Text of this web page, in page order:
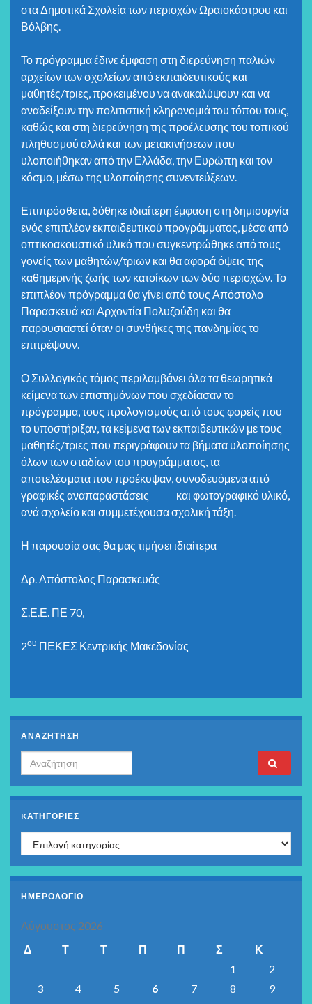
στα Δημοτικά Σχολεία των περιοχών Ωραιοκάστρου και
Βόλβης.
Το πρόγραμμα έδινε έμφαση στη διερεύνηση παλιών
αρχείων των σχολείων από εκπαιδευτικούς και
μαθητές/τριες, προκειμένου να ανακαλύψουν και να
αναδείξουν την πολιτιστική κληρονομιά του τόπου τους,
καθώς και στη διερεύνηση της προέλευσης του τοπικού
πληθυσμού αλλά και των μετακινήσεων που
υλοποιήθηκαν από την Ελλάδα, την Ευρώπη και τον
κόσμο, μέσω της υλοποίησης συνεντεύξεων.
Επιπρόσθετα, δόθηκε ιδιαίτερη έμφαση στη δημιουργία
ενός επιπλέον εκπαιδευτικού προγράμματος, μέσα από
οπτικοακουστικό υλικό που συγκεντρώθηκε από τους
γονείς των μαθητών/τριων και θα αφορά όψεις της
καθημερινής ζωής των κατοίκων των δύο περιοχών. Το
επιπλέον πρόγραμμα θα γίνει από τους Απόστολο
Παρασκευά και Αρχοντία Πολυζούδη και θα
παρουσιαστεί όταν οι συνθήκες της πανδημίας το
επιτρέψουν.
Ο Συλλογικός τόμος περιλαμβάνει όλα τα θεωρητικά
κείμενα των επιστημόνων που σχεδίασαν το
πρόγραμμα, τους προλογισμούς από τους φορείς που
το υποστήριξαν, τα κείμενα των εκπαιδευτικών με τους
μαθητές/τριες που περιγράφουν τα βήματα υλοποίησης
όλων των σταδίων του προγράμματος, τα
αποτελέσματα που προέκυψαν, συνοδευόμενα από
γραφικές αναπαραστάσεις και φωτογραφικό υλικό,
ανά σχολείο και συμμετέχουσα σχολική τάξη.
Η παρουσία σας θα μας τιμήσει ιδιαίτερα
Δρ. Απόστολος Παρασκευάς
Σ.Ε.Ε. ΠΕ 70,
2ου ΠΕΚΕΣ Κεντρικής Μακεδονίας
ΑΝΑΖΗΤΗΣΗ
Search for:
KΑΤΗΓΟΡΊΕΣ
Kατηγορίες
ΗΜΕΡΟΛΟΓΙΟ
Αύγουστος 2026
Δ
Τ Τ Π Π Σ
Κ
1
2
3
4 5 6 7 8
9